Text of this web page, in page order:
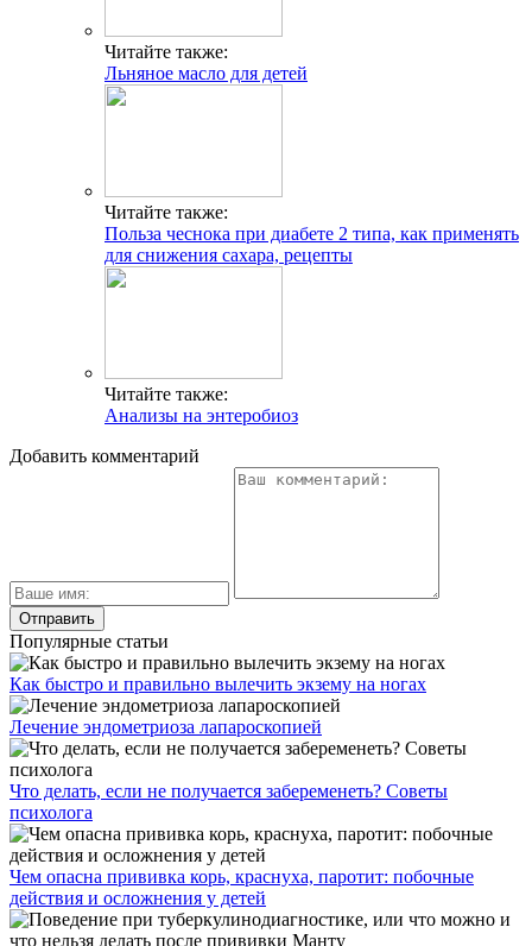
Читайте также:
Льняное масло для детей
Читайте также:
Польза чеснока при диабете 2 типа, как применять
для снижения сахара, рецепты
Читайте также:
Анализы на энтеробиоз
Добавить комментарий
Популярные статьи
Как быстро и правильно вылечить экзему на ногах
Лечение эндометриоза лапароскопией
Что делать, если не получается забеременеть? Советы
психолога
Чем опасна прививка корь, краснуха, паротит: побочные
действия и осложнения у детей